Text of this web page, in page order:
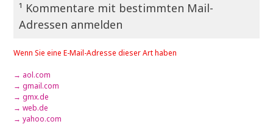
¹ Kommentare mit bestimmten Mail-
Adressen anmelden
Wenn Sie eine E-Mail-Adresse dieser Art haben
→ aol.com
→ gmail.com
→ gmx.de
→ web.de
→ yahoo.com